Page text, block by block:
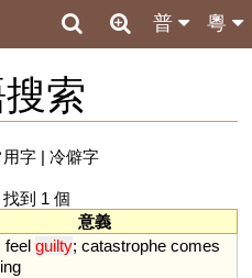
粵
普
索
用字| 冷僻字
找到 1 個
意義
feel guilty; catastrophe comes